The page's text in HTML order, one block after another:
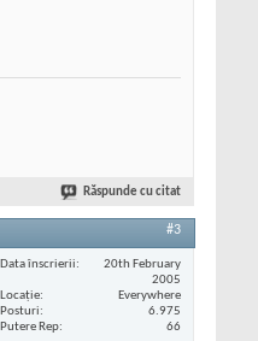
Răspunde cu citat
#3
Data înscrierii
20th February
2005
Locaţie
Everywhere
Posturi
6.975
Putere Rep
66